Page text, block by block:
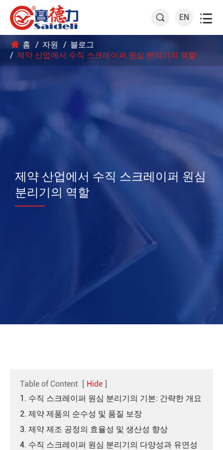
 EN 
홈 자원
블로그
제약 산업에서 수직 스크레이퍼 원심 분리기의 역할
제약 산업에서 수직 스크레이퍼 원심
분리기의 역할
Table of Content [ Hide ]
1. 수직 스크레이퍼 원심 분리기의 기본: 간략한 개요
2. 제약 제품의 순수성 및 품질 보장
3. 제약 제조 공정의 효율성 및 생산성 향상
4. 수직 스크레이퍼 원심 분리기의 다양성과 유연성